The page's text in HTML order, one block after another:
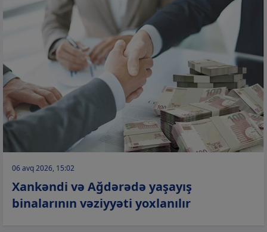
06 avq 2026, 15:02
Xankəndi və Ağdərədə yaşayış
binalarının vəziyyəti yoxlanılır